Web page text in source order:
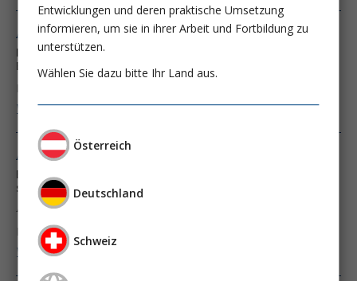
Ausgabe 2/03
Interne Intensivstation des Krankenhauses der
Barmherzigen Schwestern Linz
Weiter lesen ...
Ausgabe 4/02
Early revascularisation and 1-year survival in 14-day
survivors of acute myocardial infarction
A prospective cohort study
Prof. Dr. Peter Siostrzonek
Weiter lesen ...
Entwicklungen und deren praktische Umsetzung
informieren, um sie in ihrer Arbeit und Fortbildung zu
unterstützen.
Wählen Sie dazu bitte Ihr Land aus.
Österreich
Deutschland
Schweiz